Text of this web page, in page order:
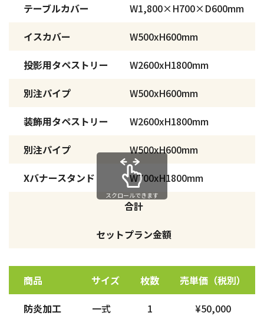
テーブルカバー
W1,800×H700×D600mm
イスカバー
W500xH600mm
投影用タペストリー
W2600xH1800mm
別注パイプ
W500xH600mm
装飾用タペストリー
W2600xH1800mm
別注パイプ
W500xH600mm
Xバナースタンド
W700xH1800mm
合計
セットプラン金額
商品 サイズ 枚数
売単価（税別）
防炎加工
一式 1
¥50,000
スクロールできます